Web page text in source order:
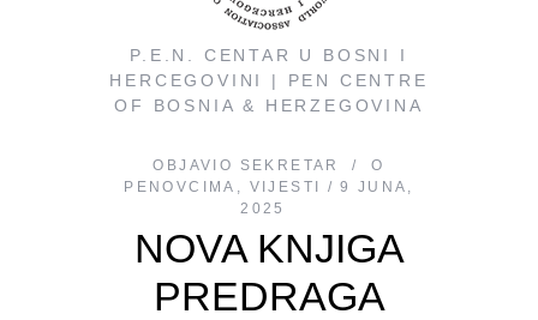
P.E.N. CENTAR U BOSNI I
HERCEGOVINI | PEN CENTRE
OF BOSNIA & HERZEGOVINA
OBJAVIO SEKRETAR
O
PENOVCIMA , VIJESTI
9 JUNA,
2025
NOVA KNJIGA
PREDRAGA